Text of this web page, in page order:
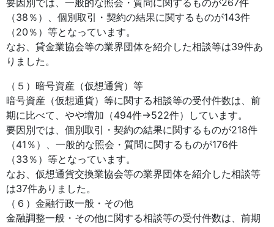
要因別では、一般的な照会・質問に関するものが267件
（38％）、個別取引・契約の結果に関するものが143件
（20％）等となっています。
なお、貸金業協会等の業界団体を紹介した相談等は39件あ
りました。
（５）暗号資産（仮想通貨）等
暗号資産（仮想通貨）等に関する相談等の受付件数は、前
期に比べて、やや増加（494件→522件）しています。
要因別では、個別取引・契約の結果に関するものが218件
（41％）、一般的な照会・質問に関するものが176件
（33％）等となっています。
なお、仮想通貨交換業協会等の業界団体を紹介した相談等
は37件ありました。
（６）金融行政一般・その他
金融調整一般・その他に関する相談等の受付件数は、前期